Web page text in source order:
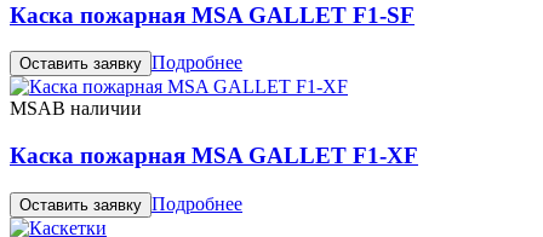
Каска пожарная MSA GALLET F1-SF
Оставить заявку Подробнее
MSAВ наличии
Каска пожарная MSA GALLET F1-XF
Оставить заявку Подробнее